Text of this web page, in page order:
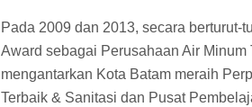
Pada 2009 dan 2013, secara berturut-
Award sebagai Perusahaan Air Minum
mengantarkan Kota Batam meraih
Terbaik & Sanitasi dan Pusat